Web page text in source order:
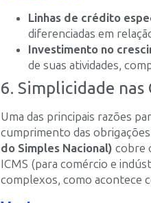
Linhas de crédito
diferenciadas em
Investimento no
de suas atividades,
6. Simplicidade nas
Uma das principais razões
cumprimento das
do Simples Nacional) cobre
ICMS (para comércio e
complexos, como acontece